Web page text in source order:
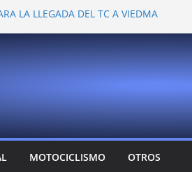
LA LLEGADA DEL TC A VIEDMA
EN LA PLATA
VER A TANTOS PILOTOS
DEJÓ CAMBIOS EN LOS CAMPEONATOS
CONFIRMA SU REGRESO AL TOP RACE
MOTOCICLISMO OTROS